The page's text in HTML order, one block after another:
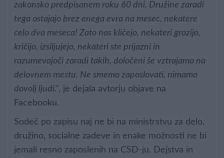
zakonsko predpisanem roku 60 dni. Družine zaradi
tega ostajajo brez enega evra na mesec, nekatere
celo dva meseca! Zato nas kličejo, nekateri grozijo,
kričijo, izsiljujejo, nekateri ste prijazni in
razumevajoči zaradi takih, določeni še vztrajamo na
delovnem mestu. Ne smemo zaposlovati, nimamo
dovolj ljudi.”, je dejala avtorju objave na
Facebooku.
Sodeč po zapisu naj ne bi na ministrstvu za delo,
družino, socialne zadeve in enake možnosti ne bi
jemali resno zaposlenih na CSD-ju. Dejstva in